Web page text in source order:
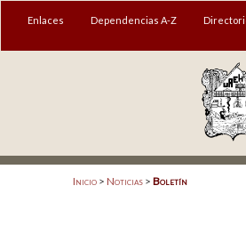
MENÚ
Enlaces Dependencias A-Z
Inicio > Noticias > Boletín